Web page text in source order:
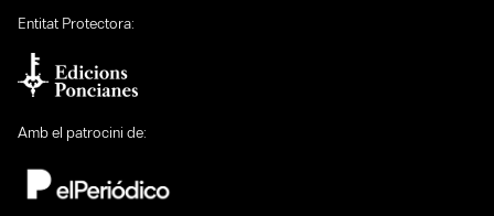
Entitat Protectora:
Amb el patrocini de: